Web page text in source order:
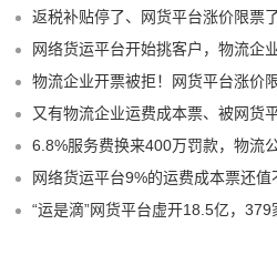
返税补贴停了、网货平台涨价限票了，为什么物流
网络货运平台开始挑客户，物流企
物流企业开票被拒！网货平台涨价
又有物流企业运费成本票、被网货平台红冲了！
6.8%服务费换来400万罚款，物流公司业务真实、用
网络货运平台9%的运费成本票还值不值得用？
“运是滴”网货平台虚开18.5亿，379家下游物流企业被